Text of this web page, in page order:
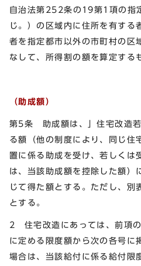
自治法第252条の19第1項の指
じ。）の区域内に住所を有する
者を指定都市以外の市町村の区
なして、所得割の額を算定する
（助成額）
第5条 助成額は、」住宅改造
る額（他の制度により、同じ住
置に係る助成を受け、若しくは
は、当該助成額を控除した額）
じて得た額とする。ただし、別
とする。
2 住宅改造にあっては、前項
に定める限度額から次の各号に
場合は、当該給付に係る給付限